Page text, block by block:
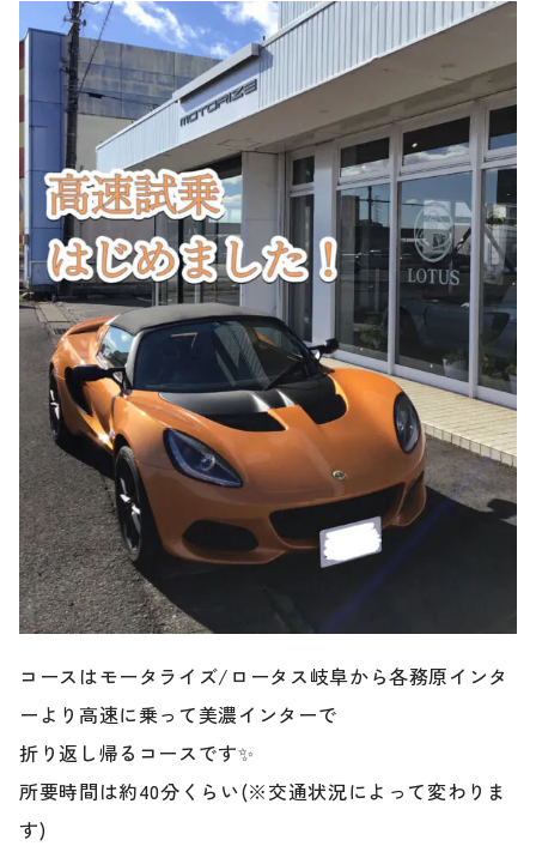
ケータハム岐阜
プライバシーポリシー
その他のお問い合わせ
中古車探しのご依頼・レンタカーのご相談
電話・メールなどのご連絡方法意外にも、オンラインで
のご相談も可能です。
お問い合わせフォームにて、オンラインでのご連絡をご
希望ください。
コースはモータライズ/ロータス岐阜から各務原インタ
ーより高速に乗って美濃インターで
折り返し帰るコースです✨
所要時間は約40分くらい(※交通状況によって変わりま
す)